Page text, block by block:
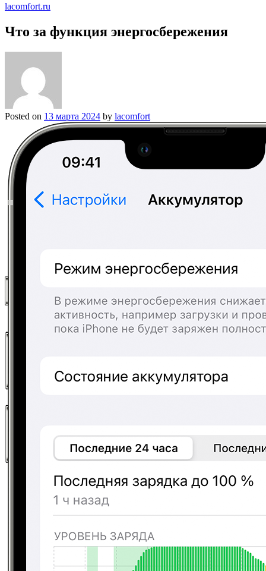
lacomfort.ru
Что за функция энергосбережения
Posted on 13 марта 2024 by lacomfort